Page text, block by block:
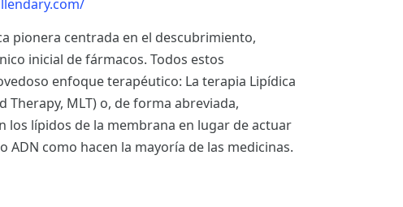
pionera centrada en el descubrimiento,
inicial de fármacos. Todos estos
enfoque terapéutico: La terapia Lipídica
Therapy, MLT) o, de forma abreviada,
los lípidos de la membrana en lugar de actuar
como hacen la mayoría de las medicinas.